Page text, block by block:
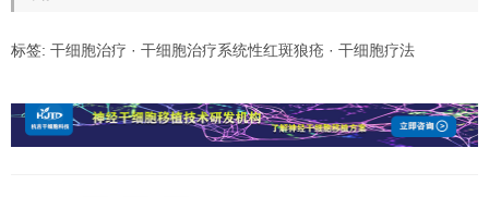
标签: 干细胞治疗 · 干细胞治疗系统性红斑狼疮 · 干细胞疗法